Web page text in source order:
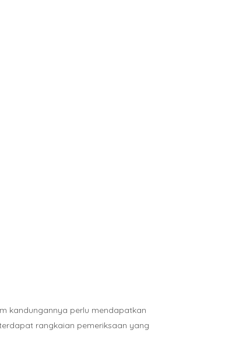
kandungannya perlu mendapatkan
rangkaian pemeriksaan yang